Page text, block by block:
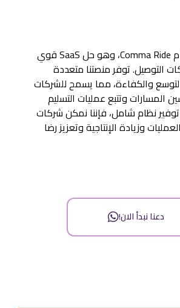
لقد قمنا بتطوير نظام Comma Ride، وهو حل SaaS قوي
التوصيل. توفر منصتنا متعددة
والكفاءة، مما يسمح للشركات
المسارات وتتبع عمليات التسليم
نظام شامل، فإننا نمكن شركات
وزيادة الإنتاجية وتعزيز رضا
دعنا نبدأ الان!